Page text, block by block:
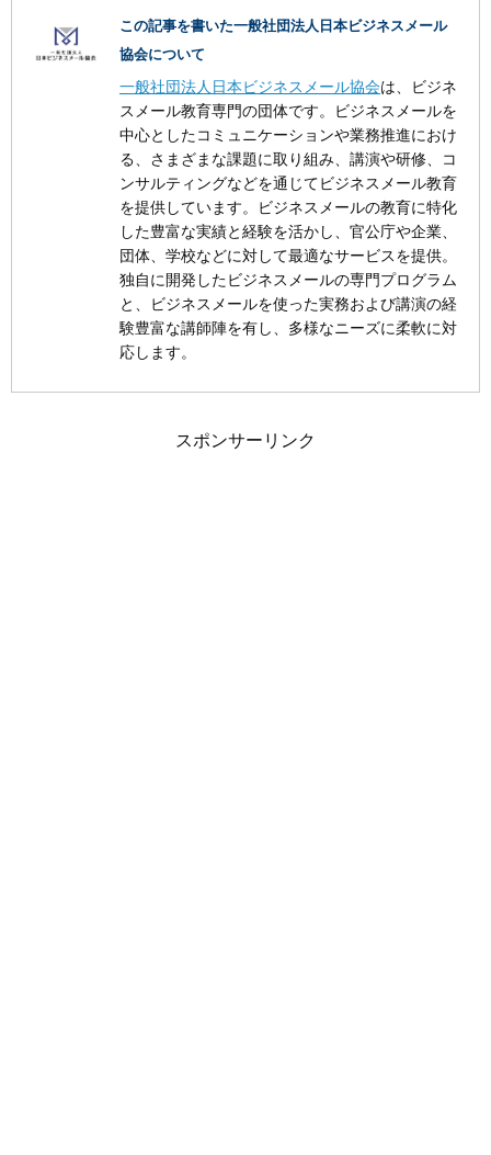
この記事を書いた一般社団法人日本ビジネスメール
協会について
一般社団法人日本ビジネスメール協会は、ビジネ
スメール教育専門の団体です。ビジネスメールを
中心としたコミュニケーションや業務推進におけ
る、さまざまな課題に取り組み、講演や研修、コ
ンサルティングなどを通じてビジネスメール教育
を提供しています。ビジネスメールの教育に特化
した豊富な実績と経験を活かし、官公庁や企業、
団体、学校などに対して最適なサービスを提供。
独自に開発したビジネスメールの専門プログラム
と、ビジネスメールを使った実務および講演の経
験豊富な講師陣を有し、多様なニーズに柔軟に対
応します。
スポンサーリンク